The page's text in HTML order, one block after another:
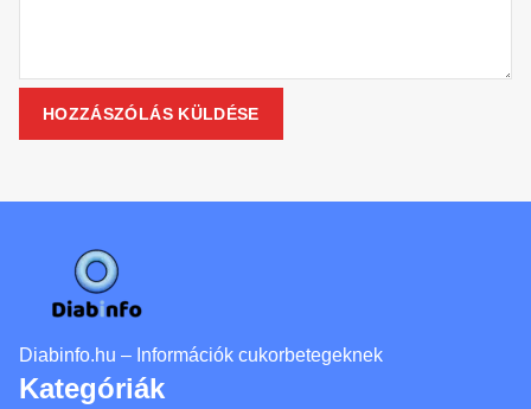
Diabinfo.hu – Információk cukorbetegeknek
Kategóriák